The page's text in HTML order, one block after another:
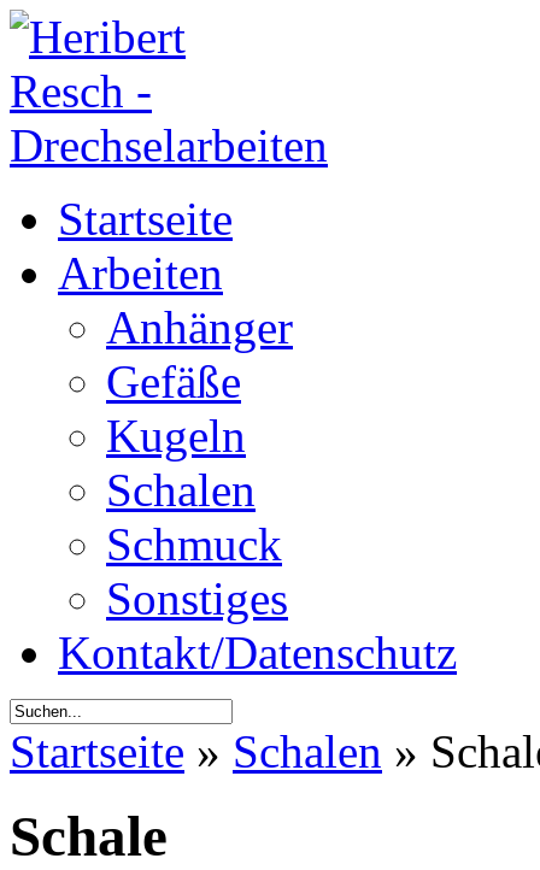
Startseite
Arbeiten
Anhänger
Gefäße
Kugeln
Schalen
Schmuck
Sonstiges
Kontakt/Datenschutz
Startseite » Schalen »
Schale